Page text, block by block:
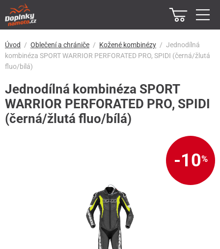
Úvod Oblečení a chrániče Kožené kombinézy
Jednodílná
kombinéza SPORT WARRIOR PERFORATED PRO, SPIDI (černá/žlutá
fluo/bílá)
Jednodílná kombinéza SPORT
WARRIOR PERFORATED PRO, SPIDI
(černá/žlutá fluo/bílá)
-10%